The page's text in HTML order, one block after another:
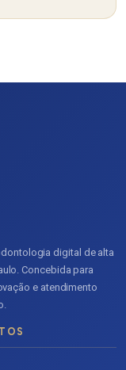
digital de alta
Concebida para
e atendimento